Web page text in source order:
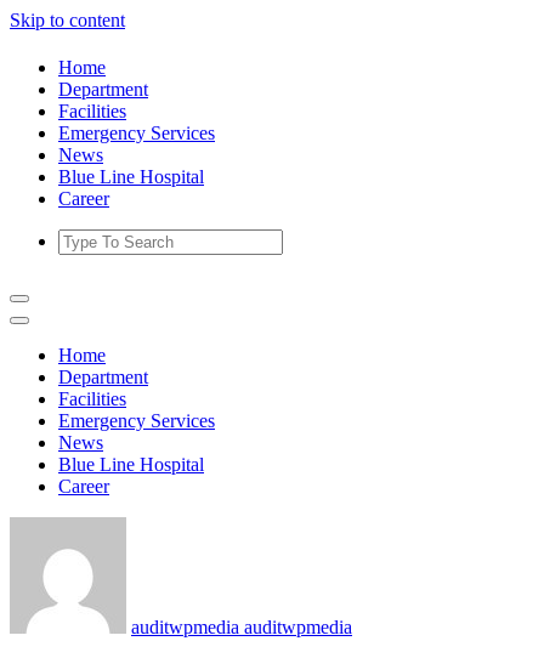
Skip to content
Home
Department
Facilities
Emergency Services
News
Blue Line Hospital
Career
Home
Department
Facilities
Emergency Services
News
Blue Line Hospital
Career
auditwpmedia auditwpmedia